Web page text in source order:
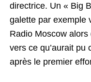
directrice. Un « Big
galette par exemple
Radio Moscow alors
vers ce qu’aurait pu
après le premier